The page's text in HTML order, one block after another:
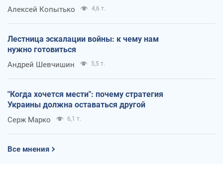
Алексей Копытько 4,6 т.
Лестница эскалации войны: к чему нам
нужно готовиться
Андрей Шевчишин 5,5 т.
"Когда хочется мести": почему стратегия
Украины должна оставаться другой
Серж Марко 6,1 т.
Все мнения